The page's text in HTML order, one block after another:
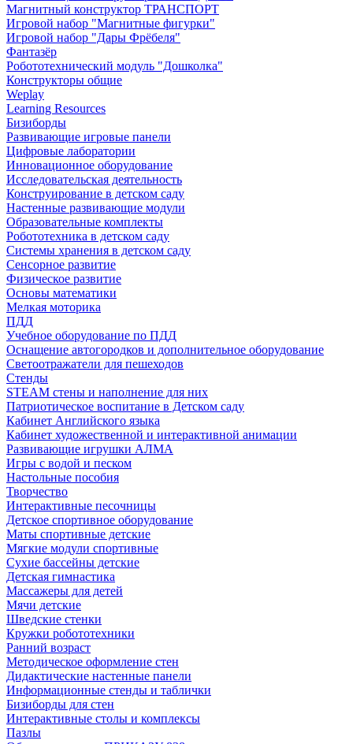
Магнитный конструктор ТРАНСПОРТ
Игровой набор "Магнитные фигурки"
Игровой набор "Дары Фрёбеля"
Фантазёр
Робототехнический модуль "Дошколка"
Конструкторы общие
Weplay
Learning Resources
Бизиборды
Развивающие игровые панели
Цифровые лаборатории
Инновационное оборудование
Исследовательская деятельность
Конструирование в детском саду
Настенные развивающие модули
Образовательные комплекты
Робототехника в детском саду
Системы хранения в детском саду
Сенсорное развитие
Физическое развитие
Основы математики
Мелкая моторика
ПДД
Учебное оборудование по ПДД
Оснащение автогородков и дополнительное оборудование
Светоотражатели для пешеходов
Стенды
STEAM стены и наполнение для них
Патриотическое воспитание в Детском саду
Кабинет Английского языка
Кабинет художественной и интерактивной анимации
Развивающие игрушки АЛМА
Игры с водой и песком
Настольные пособия
Творчество
Интерактивные песочницы
Детское спортивное оборудование
Маты спортивные детские
Мягкие модули спортивные
Сухие бассейны детские
Детская гимнастика
Массажеры для детей
Мячи детские
Шведские стенки
Кружки робототехники
Ранний возраст
Методическое оформление стен
Дидактические настенные панели
Информационные стенды и таблички
Бизиборды для стен
Интерактивные столы и комплексы
Пазлы